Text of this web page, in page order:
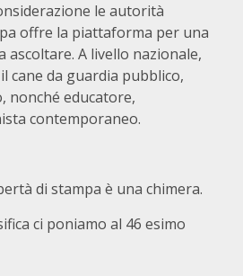
le autorità
offre la piattaforma per una
ascoltare. A livello nazionale,
cane da guardia pubblico,
nonché educatore,
contemporaneo.
di stampa è una chimera.
ci poniamo al 46 esimo